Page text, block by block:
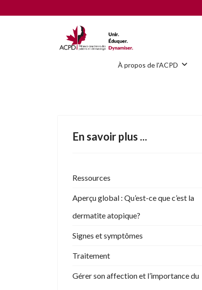
À propos de l'ACPD
En savoir plus ...
Ressources
Aperçu global : Qu’est-ce que c’est la
dermatite atopique?
Signes et symptômes
Traitement
Gérer son affection et l’importance du